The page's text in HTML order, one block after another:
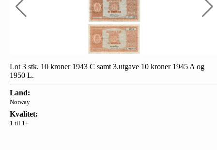
Lot 3 stk. 10 kroner 1943 C samt 3.utgave 10 kroner 1945 A og
1950 L.
Land:
Norway
Kvalitet:
1 til 1+